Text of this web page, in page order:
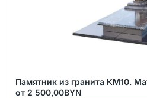
Памятник из гранита КМ10.
от 2 500,00BYN